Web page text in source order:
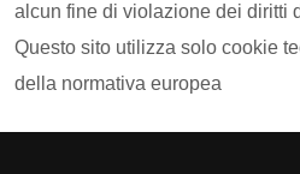
alcun fine di violazione dei diritti
Questo sito utilizza solo cookie
della normativa europea